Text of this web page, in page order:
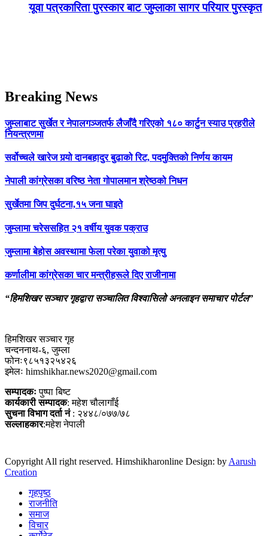
यूवा पत्रकारिता पुरस्कार बाट जुम्लाका सागर परियार पुरस्कृत
Breaking News
जुम्लाबाट सुर्खेत र नेपालगञ्जतर्फ लैजाँदै गरिएको १८० कार्टुन स्याउ प्रहरीले
नियन्त्रणमा
सर्वोच्चले खारेज गर्‍यो दानबहादुर बुढाको रिट, पदमुक्तिको निर्णय कायम
नेपाली कांग्रेसका वरिष्ठ नेता गोपालमान श्रेष्ठको निधन
सुर्खेतमा जिप दुर्घटना,१५ जना घाइते
जुम्लामा चरेससहित २१ वर्षीय युवक पक्राउ
जुम्लामा बेहोस अवस्थामा फेला परेका युवाको मृत्यु
कर्णालीमा कांग्रेसका चार मन्त्रीहरूले दिए राजीनामा
“हिमशिखर सञ्चार गृहद्वारा सञ्चालित विश्वासिलो अनलाइन समाचार पोर्टल”
हिमशिखर सञ्चार गृह
चन्दननाथ-६, जुम्ला
फोनः९८५१३२५४२६
इमेलः himshikhar.news2020@gmail.com
सम्पादकःपुष्पा बिष्ट
कार्यकारी सम्पादक: महेश चौलागाँई
सुचना विभाग दर्ता नं: २४४८/०७७/७८
सल्लाहकार:महेश नेपाली
Copyright All right reserved. Himshikharonline Design: byAarush
Creation
गृहपृष्ठ
राजनीति
समाज
विचार